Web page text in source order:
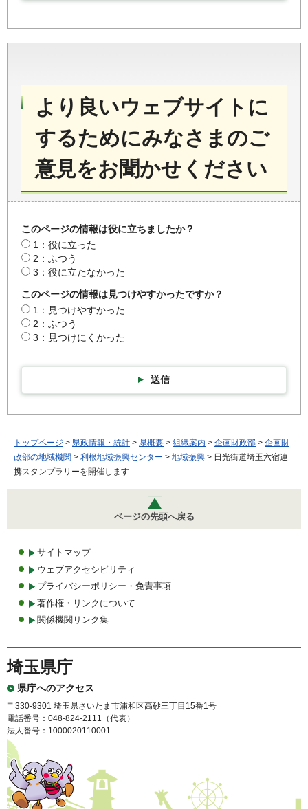
より良いウェブサイトに
するためにみなさまのご
意見をお聞かせください
このページの情報は役に立ちましたか？
1：役に立った
2：ふつう
3：役に立たなかった
このページの情報は見つけやすかったですか？
1：見つけやすかった
2：ふつう
3：見つけにくかった
送信
トップページ > 県政情報・統計 > 県概要 > 組織案内 > 企画財政部 > 企画財
政部の地域機関 > 利根地域振興センター > 地域振興 > 日光街道埼玉六宿連
携スタンプラリーを開催します
ページの先頭へ戻る
サイトマップ
ウェブアクセシビリティ
プライバシーポリシー・免責事項
著作権・リンクについて
関係機関リンク集
埼玉県庁
県庁へのアクセス
〒330-9301 埼玉県さいたま市浦和区高砂三丁目15番1号
電話番号：048-824-2111（代表）
法人番号：1000020110001